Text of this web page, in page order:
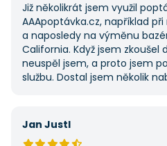
Již několikrát jsem využil
AAApoptávka.cz, například
a naposledy na výměnu
California. Když jsem
neuspěl jsem, a proto jsem
službu. Dostal jsem několik
i ostatním.
Jan Justl